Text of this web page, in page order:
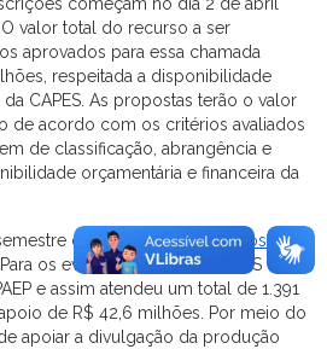
valor total do recurso a ser
aprovados para essa chamada
respeitada a disponibilidade
CAPES. As propostas terão o valor
de acordo com os critérios avaliados
de classificação, abrangência e
orçamentária e financeira da
de 2018, foram apoiados 397
. Para os eventos de 2017, a CAPES
e assim atendeu um total de 1.391
de R$ 42,6 milhões. Por meio do
apoiar a divulgação da produção